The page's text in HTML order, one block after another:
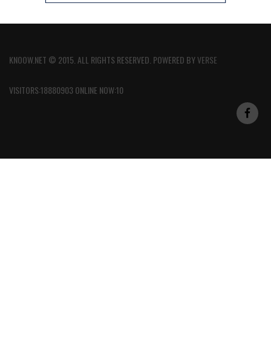
KNOOW.NET © 2015. ALL RIGHTS RESERVED. POWERED BYVERSE
VISITORS:18880903 ONLINE NOW:10